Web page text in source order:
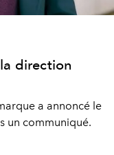
direction
a annoncé le
un communiqué.